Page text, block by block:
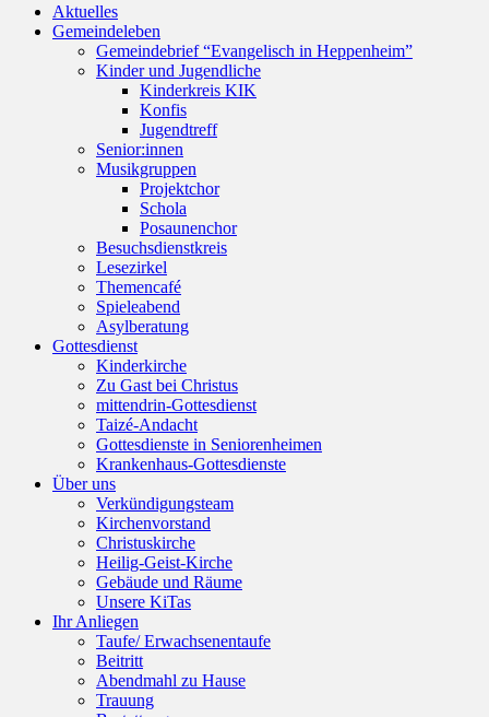
oben
scrollen
Aktuelles
Gemeindeleben
Gemeindebrief “Evangelisch in Heppenheim”
Kinder und Jugendliche
Kinderkreis KIK
Konfis
Jugendtreff
Senior:innen
Musikgruppen
Projektchor
Schola
Posaunenchor
Besuchsdienstkreis
Lesezirkel
Themencafé
Spieleabend
Asylberatung
Gottesdienst
Kinderkirche
Zu Gast bei Christus
mittendrin-Gottesdienst
Taizé-Andacht
Gottesdienste in Seniorenheimen
Krankenhaus-Gottesdienste
Über uns
Verkündigungsteam
Kirchenvorstand
Christuskirche
Heilig-Geist-Kirche
Gebäude und Räume
Unsere KiTas
Ihr Anliegen
Taufe/ Erwachsenentaufe
Beitritt
Abendmahl zu Hause
Trauung